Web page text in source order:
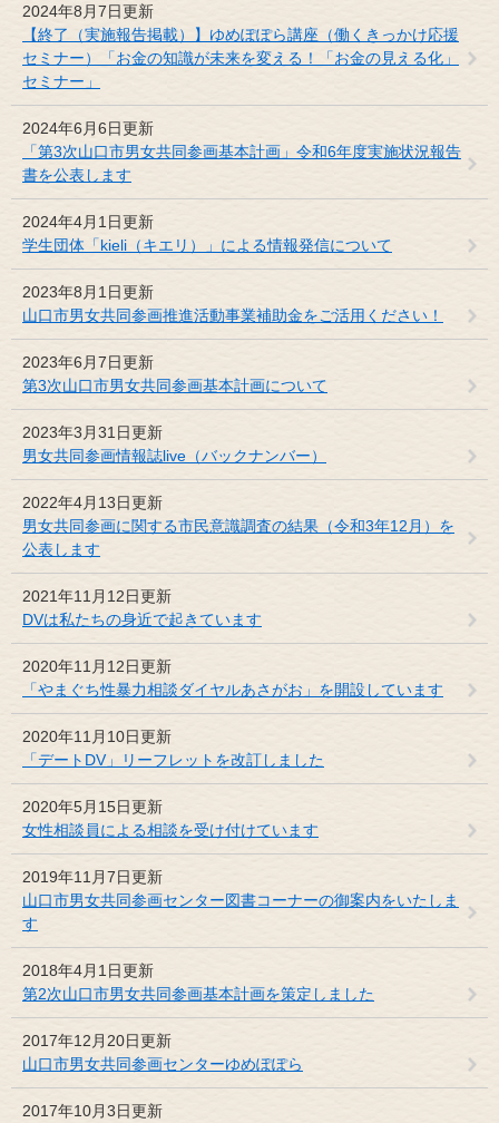
2024年8月7日更新
【終了（実施報告掲載）】ゆめぽぽら講座（働くきっかけ応援
セミナー）「お金の知識が未来を変える！「お金の見える化」
セミナー」
2024年6月6日更新
「第3次山口市男女共同参画基本計画」令和6年度実施状況報告
書を公表します
2024年4月1日更新
学生団体「kieli（キエリ）」による情報発信について
2023年8月1日更新
山口市男女共同参画推進活動事業補助金をご活用ください！
2023年6月7日更新
第3次山口市男女共同参画基本計画について
2023年3月31日更新
男女共同参画情報誌live（バックナンバー）
2022年4月13日更新
男女共同参画に関する市民意識調査の結果（令和3年12月）を
公表します
2021年11月12日更新
DVは私たちの身近で起きています
2020年11月12日更新
「やまぐち性暴力相談ダイヤルあさがお」を開設しています
2020年11月10日更新
「デートDV」リーフレットを改訂しました
2020年5月15日更新
女性相談員による相談を受け付けています
2019年11月7日更新
山口市男女共同参画センター図書コーナーの御案内をいたしま
す
2018年4月1日更新
第2次山口市男女共同参画基本計画を策定しました
2017年12月20日更新
山口市男女共同参画センターゆめぽぽら
2017年10月3日更新